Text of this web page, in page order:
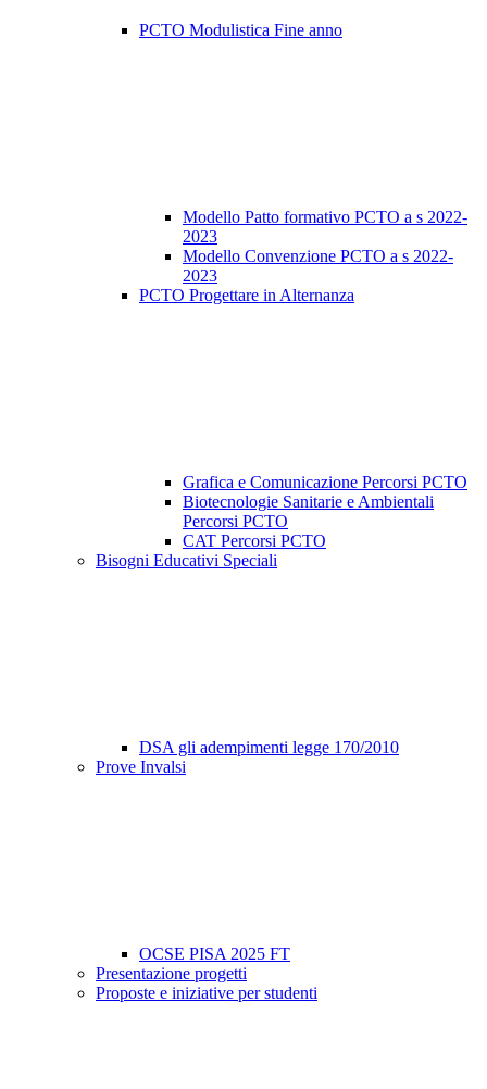
PCTO Modulistica Fine anno
Modello Patto formativo PCTO a s 2022-
2023
Modello Convenzione PCTO a s 2022-
2023
PCTO Progettare in Alternanza
Grafica e Comunicazione Percorsi PCTO
Biotecnologie Sanitarie e Ambientali
Percorsi PCTO
CAT Percorsi PCTO
Bisogni Educativi Speciali
DSA gli adempimenti legge 170/2010
Prove Invalsi
OCSE PISA 2025 FT
Presentazione progetti
Proposte e iniziative per studenti